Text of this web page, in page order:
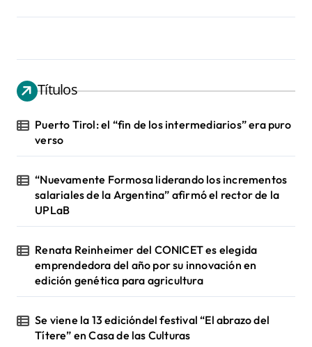
Títulos
Puerto Tirol: el “fin de los intermediarios” era puro
verso
“Nuevamente Formosa liderando los incrementos
salariales de la Argentina” afirmó el rector de la
UPLaB
Renata Reinheimer del CONICET es elegida
emprendedora del año por su innovación en
edición genética para agricultura
Se viene la 13 edicióndel festival “El abrazo del
Títere” en Casa de las Culturas